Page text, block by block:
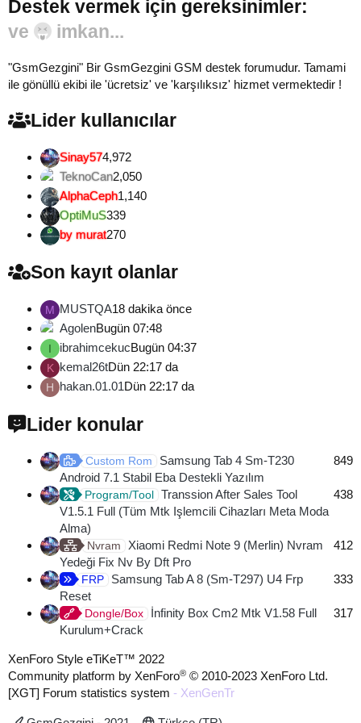
Destek vermek için gereksinimler:
Gönül...
"GsmGezgini" Bir GsmGezgini GSM destek forumudur. Tamami
ile gönüllü ekibi ile 'ücretsiz' ve 'karşılıksız' hizmet vermektedir !
Lider kullanıcılar
Sinay574,972
TeknoCan2,050
AlphaCeph1,140
OptiMuS339
by murat270
Son kayıt olanlar
M MUSTQA18 dakika önce
AgolenBugün 07:48
I ibrahimcekucBugün 04:37
K kemal26tDün 22:17 da
H hakan.01.01Dün 22:17 da
Lider konular
Custom Rom
Samsung Tab 4 Sm-T230
Android 7.1 Stabil Eba Destekli Yazılım
849
Program/Tool
Transsion After Sales Tool
V1.5.1 Full (Tüm Mtk Işlemcili Cihazları Meta Moda
Alma)
438
Nvram
Xiaomi Redmi Note 9 (Merlin) Nvram
Yedeği Fix Nv By Dft Pro
412
FRP
Samsung Tab A 8 (Sm-T297) U4 Frp
Reset
333
Dongle/Box
İnfinity Box Cm2 Mtk V1.58 Full
Kurulum+Crack
317
XenForo Style eTiKeT™ 2022
Community platform by XenForo® © 2010-2023 XenForo Ltd.
[XGT] Forum statistics system - XenGenTr